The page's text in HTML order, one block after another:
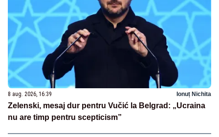
8 aug. 2026, 16:39 Ionuț Nichita
Zelenski, mesaj dur pentru Vučić la Belgrad: „Ucraina
nu are timp pentru scepticism”